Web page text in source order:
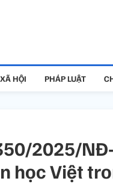
XÃ HỘI PHÁP LUẬT
2025/
học Việt